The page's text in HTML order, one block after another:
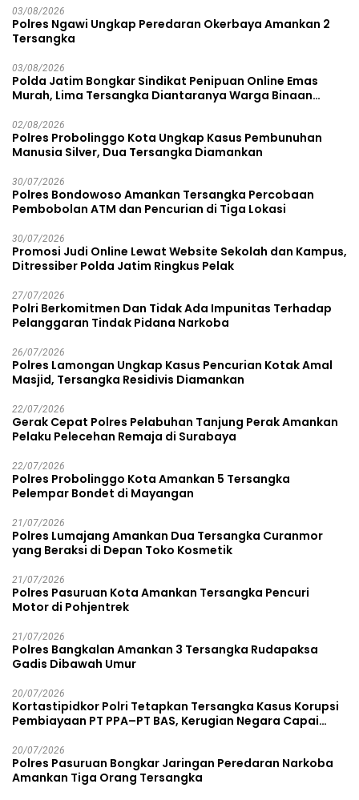
03/08/2026
Polres Ngawi Ungkap Peredaran Okerbaya Amankan 2
Tersangka
03/08/2026
Polda Jatim Bongkar Sindikat Penipuan Online Emas
Murah, Lima Tersangka Diantaranya Warga Binaan
02/08/2026
Polres Probolinggo Kota Ungkap Kasus Pembunuhan
Manusia Silver, Dua Tersangka Diamankan
30/07/2026
Polres Bondowoso Amankan Tersangka Percobaan
Pembobolan ATM dan Pencurian di Tiga Lokasi
30/07/2026
Promosi Judi Online Lewat Website Sekolah dan Kampus,
Ditressiber Polda Jatim Ringkus Pelak
27/07/2026
Polri Berkomitmen Dan Tidak Ada Impunitas Terhadap
Pelanggaran Tindak Pidana Narkoba
26/07/2026
Polres Lamongan Ungkap Kasus Pencurian Kotak Amal
Masjid, Tersangka Residivis Diamankan
22/07/2026
Gerak Cepat Polres Pelabuhan Tanjung Perak Amankan
Pelaku Pelecehan Remaja di Surabaya
22/07/2026
Polres Probolinggo Kota Amankan 5 Tersangka
Pelempar Bondet di Mayangan
21/07/2026
Polres Lumajang Amankan Dua Tersangka Curanmor
yang Beraksi di Depan Toko Kosmetik
21/07/2026
Polres Pasuruan Kota Amankan Tersangka Pencuri
Motor di Pohjentrek
21/07/2026
Polres Bangkalan Amankan 3 Tersangka Rudapaksa
Gadis Dibawah Umur
20/07/2026
Kortastipidkor Polri Tetapkan Tersangka Kasus Korupsi
Pembiayaan PT PPA–PT BAS, Kerugian Negara Capai
20/07/2026
Polres Pasuruan Bongkar Jaringan Peredaran Narkoba
Amankan Tiga Orang Tersangka